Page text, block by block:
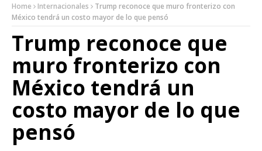
Home Internacionales
Trump reconoce que muro fronterizo con
México tendrá un costo mayor de lo que pensó
Trump reconoce que
muro fronterizo con
México tendrá un
costo mayor de lo que
pensó